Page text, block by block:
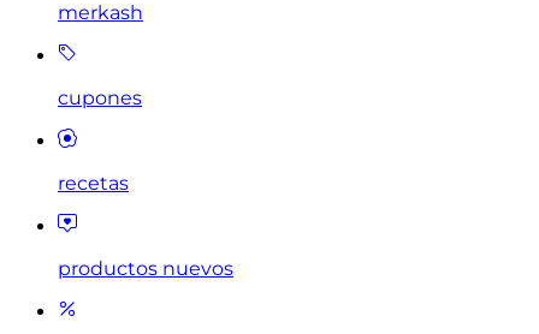
merkash
cupones
recetas
productos nuevos